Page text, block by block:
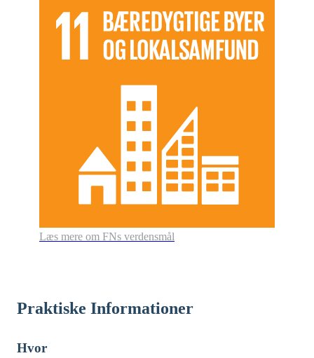
Læs mere om FNs verdensmål
Praktiske Informationer
Hvor